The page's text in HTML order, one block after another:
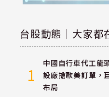
台股動態｜大家都
1
中國自行車代工
設廠搶歐美訂單，
布局